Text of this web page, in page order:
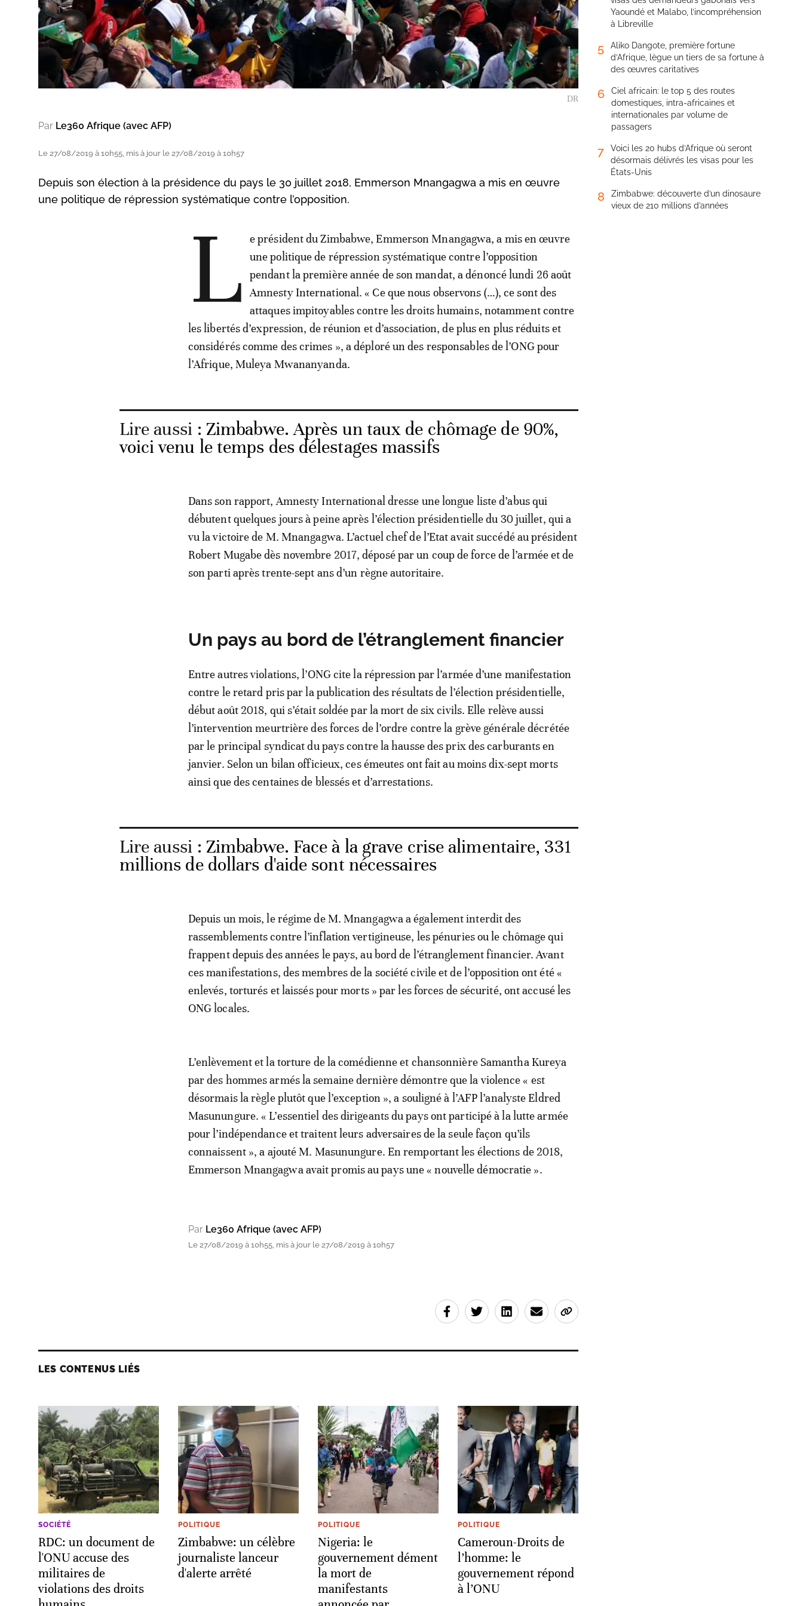
DR
Par Le360 Afrique (avec AFP)
Le 27/08/2019 à 10h55, mis à jour le 27/08/2019 à 10h57
Depuis son élection à la présidence du pays le 30 juillet 2018, Emmerson Mnangagwa a mis en œuvre
une politique de répression systématique contre l’opposition.
L
e président du Zimbabwe, Emmerson Mnangagwa, a mis en œuvre
une politique de répression systématique contre l’opposition
pendant la première année de son mandat, a dénoncé lundi 26 août
Amnesty International. « Ce que nous observons (…), ce sont des
attaques impitoyables contre les droits humains, notamment contre
les libertés d’expression, de réunion et d’association, de plus en plus réduits et
considérés comme des crimes », a déploré un des responsables de l’ONG pour
l’Afrique, Muleya Mwananyanda.
Lire aussi : Zimbabwe. Après un taux de chômage de 90%,
voici venu le temps des délestages massifs
Dans son rapport, Amnesty International dresse une longue liste d’abus qui
débutent quelques jours à peine après l’élection présidentielle du 30 juillet, qui a
vu la victoire de M. Mnangagwa. L’actuel chef de l’Etat avait succédé au président
Robert Mugabe dès novembre 2017, déposé par un coup de force de l’armée et de
son parti après trente-sept ans d’un règne autoritaire.
Un pays au bord de l’étranglement financier
Entre autres violations, l’ONG cite la répression par l’armée d’une manifestation
contre le retard pris par la publication des résultats de l’élection présidentielle,
début août 2018, qui s’était soldée par la mort de six civils. Elle relève aussi
l’intervention meurtrière des forces de l’ordre contre la grève générale décrétée
par le principal syndicat du pays contre la hausse des prix des carburants en
janvier. Selon un bilan officieux, ces émeutes ont fait au moins dix-sept morts
ainsi que des centaines de blessés et d’arrestations.
Lire aussi : Zimbabwe. Face à la grave crise alimentaire, 331
millions de dollars d'aide sont nécessaires
Depuis un mois, le régime de M. Mnangagwa a également interdit des
rassemblements contre l’inflation vertigineuse, les pénuries ou le chômage qui
frappent depuis des années le pays, au bord de l’étranglement financier. Avant
ces manifestations, des membres de la société civile et de l’opposition ont été «
enlevés, torturés et laissés pour morts » par les forces de sécurité, ont accusé les
ONG locales.
L’enlèvement et la torture de la comédienne et chansonnière Samantha Kureya
par des hommes armés la semaine dernière démontre que la violence « est
désormais la règle plutôt que l’exception », a souligné à l’AFP l’analyste Eldred
Masunungure. « L’essentiel des dirigeants du pays ont participé à la lutte armée
pour l’indépendance et traitent leurs adversaires de la seule façon qu’ils
connaissent », a ajouté M. Masunungure. En remportant les élections de 2018,
Emmerson Mnangagwa avait promis au pays une « nouvelle démocratie ».
Par Le360 Afrique (avec AFP)
Le 27/08/2019 à 10h55, mis à jour le 27/08/2019 à 10h57
LES CONTENUS LIÉS
SOCIÉTÉ
RDC: un document de
l'ONU accuse des
militaires de
violations des droits
POLITIQUE
Zimbabwe: un célèbre
journaliste lanceur
d'alerte arrêté
POLITIQUE
Nigeria: le
gouvernement dément
la mort de
manifestants
POLITIQUE
Cameroun-Droits de
l’homme: le
gouvernement répond
à l’ONU
Yaoundé et Malabo, l’incompréhension
à Libreville
5
Aliko Dangote, première fortune
d’Afrique, lègue un tiers de sa fortune à
des œuvres caritatives
6
Ciel africain: le top 5 des routes
domestiques, intra-africaines et
internationales par volume de
passagers
7
Voici les 20 hubs d’Afrique où seront
désormais délivrés les visas pour les
États-Unis
8
Zimbabwe: découverte d’un dinosaure
vieux de 210 millions d’années